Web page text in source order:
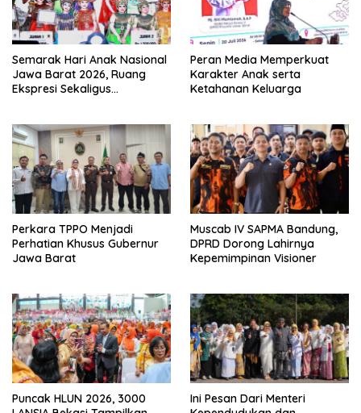
Semarak Hari Anak Nasional
Jawa Barat 2026, Ruang
Ekspresi Sekaligus
Peran Media Memperkuat
Karakter Anak serta
Ketahanan Keluarga
Perkara TPPO Menjadi
Perhatian Khusus Gubernur
Jawa Barat
Muscab IV SAPMA Bandung,
DPRD Dorong Lahirnya
Kepemimpinan Visioner
Puncak HLUN 2026, 3000
Ini Pesan Dari Menteri